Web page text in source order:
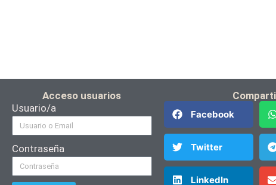
Acceso usuarios
Usuario/a
Contraseña
Facebook
Twitter
LinkedIn